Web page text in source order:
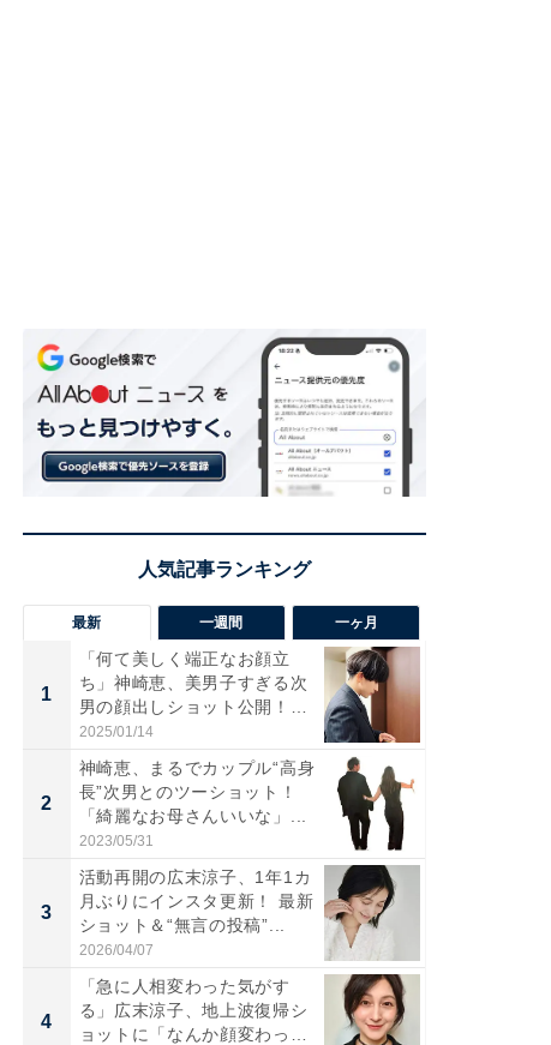
最新 一週間 一ヶ月
1
「何て美しく端正なお顔立
ち」神崎恵、美男子すぎる次
男の顔出しショット公開！
「め...
2025/01/14
2
神崎恵、まるでカップル“高身
長”次男とのツーショット！
「綺麗なお母さんいいな」...
2023/05/31
3
活動再開の広末涼子、1年1カ
月ぶりにインスタ更新！ 最新
ショット＆“無言の投稿”...
2026/04/07
4
「急に人相変わった気がす
る」広末涼子、地上波復帰シ
ョットに「なんか顔変わっ